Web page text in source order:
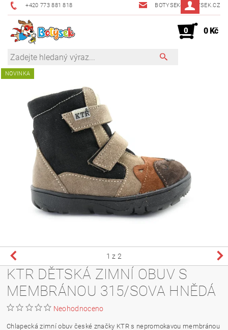
+420 773 881 818 BOTYSEK@BOTYSEK.CZ
0 0 Kč
NOVINKA
1 z 2
KTR DĚTSKÁ ZIMNÍ OBUV S
MEMBRÁNOU 315/SOVA HNĚDÁ
Neohodnoceno
Chlapecká zimní obuv české značky KTR s nepromokavou membránou